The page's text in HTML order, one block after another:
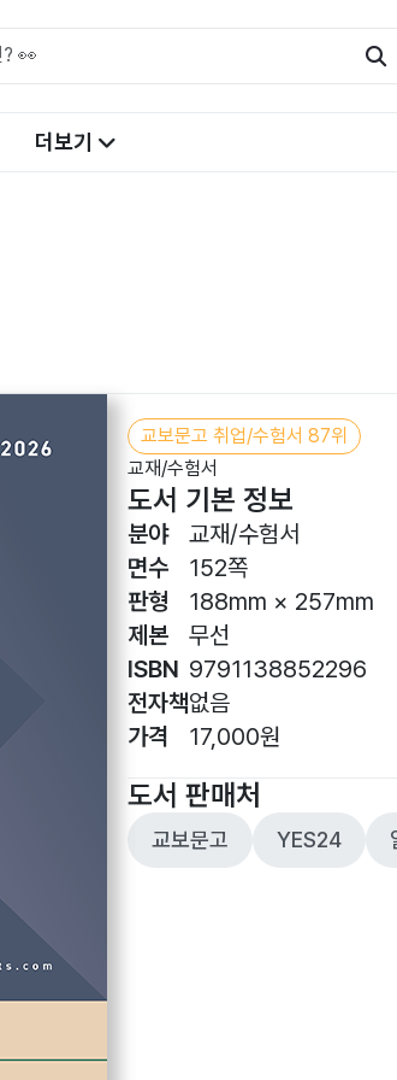
더보기
교보문고 취업/수험서 87위
교재/수험서
도서 기본 정보
분야
면수
판형
제본
ISBN
전자책
가격
교재/수험서
152쪽
188mm × 257mm
무선
9791138852296
없음
17,000원
도서 판매처
교보문고 YES24